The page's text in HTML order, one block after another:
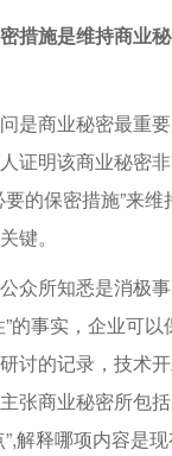
施是维持商业秘
商业秘密最重要
证明该商业秘密非
的保密措施”来
键。
所知悉是消极事
的事实，企业可
讨的记录，技术
张商业秘密所包
”,解释哪项内容是